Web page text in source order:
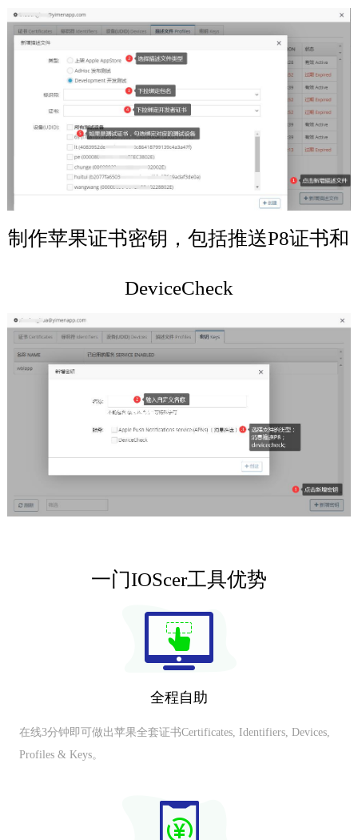
制作苹果证书密钥，包括推送P8证书和
DeviceCheck
一门IOScer工具优势
全程自助
在线3分钟即可做出苹果全套证书Certificates, Identifiers, Devices,
Profiles & Keys。